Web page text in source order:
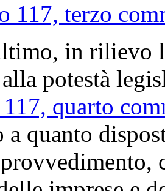
117, terzo
in rilievo
potestà
quarto
quanto